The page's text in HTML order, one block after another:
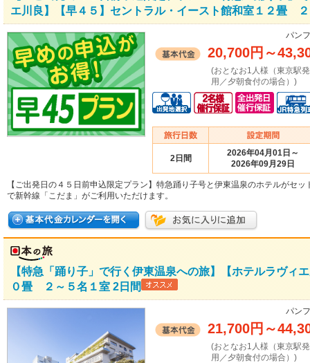
エ川良】【早４５】セントラル・イースト館和室１２畳
パン
20,700円 ～
(おとなお1人様（東京駅
用／夕朝食付の場合）)
2日間
2026年04月01日～
2026年09月29日
【ご出発日の４５日前申込限定プラン】特急踊り子号と伊東温泉のホテルがセッ
で新幹線「こだま」がご利用いただけます。
【特急「踊り子」で行く伊東温泉への旅】【ホテルラヴィ
０畳 ２～５名１室 2日間
パン
21,700円 ～
(おとなお1人様（東京駅
用／夕朝食付の場合）)